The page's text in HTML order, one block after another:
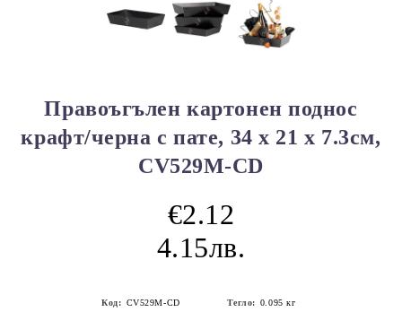
Правоъгълен картонен поднос
крафт/черна с пате, 34 x 21 x 7.3см,
CV529M-CD
€2.12
4.15лв.
Код: CV529M-CD Тегло: 0.095 кг